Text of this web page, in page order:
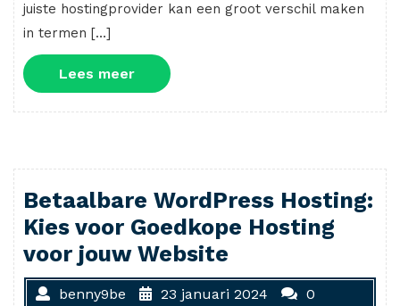
juiste hostingprovider kan een groot verschil maken
in termen […]
Lees meerLees
meer
Betaalbare WordPress Hosting:
Kies voor Goedkope Hosting
voor jouw Website
benny9be 23 januari 2024
0